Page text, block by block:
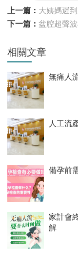
上一篇： 大姨媽遲
下一篇： 盆腔超聲
相關文章
無痛人
人工流
備孕前
家計會
解